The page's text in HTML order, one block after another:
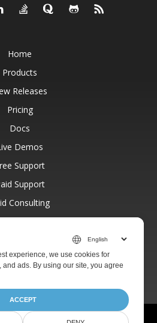
Home
Products
Releases
Pricing
Docs
Demos
Support
Support
Consulting
Blog
About
2026. All Rights Reserved.
experience, we use cookies for
ads. By using our site, you agree
ACCEPT